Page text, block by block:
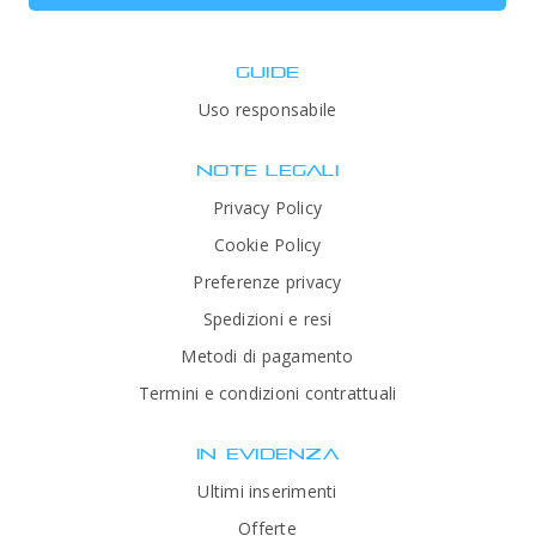
GUIDE
Uso responsabile
NOTE LEGALI
Privacy Policy
Cookie Policy
Preferenze privacy
Spedizioni e resi
Metodi di pagamento
Termini e condizioni contrattuali
IN EVIDENZA
Ultimi inserimenti
Offerte